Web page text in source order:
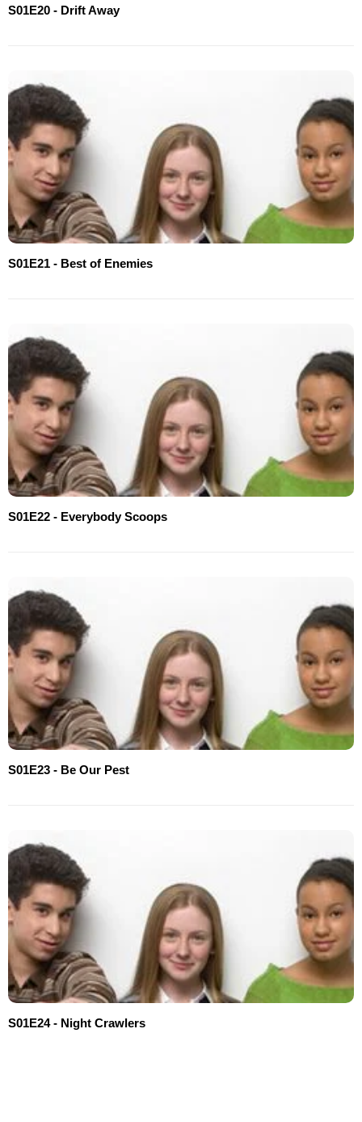
S01E20 - Drift Away
S01E21 - Best of Enemies
S01E22 - Everybody Scoops
S01E23 - Be Our Pest
S01E24 - Night Crawlers